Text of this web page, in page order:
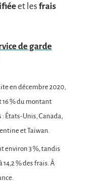
et lesfrais
de garde
en décembre 2020,
16 % du montant
États-Unis, Canada,
et Taïwan.
environ 3 %, tandis
% des frais. À